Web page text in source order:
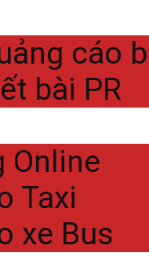
cáo
bài PR
Online
Taxi
xe Bus